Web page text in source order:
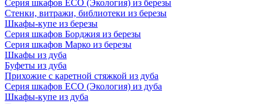
Серия шкафов ECO (Экология) из березы
Стенки, витражи, библиотеки из березы
Шкафы-купе из березы
Серия шкафов Борджия из березы
Серия шкафов Марко из березы
Шкафы из дуба
Буфеты из дуба
Прихожие с каретной стяжкой из дуба
Серия шкафов ECO (Экология) из дуба
Шкафы-купе из дуба